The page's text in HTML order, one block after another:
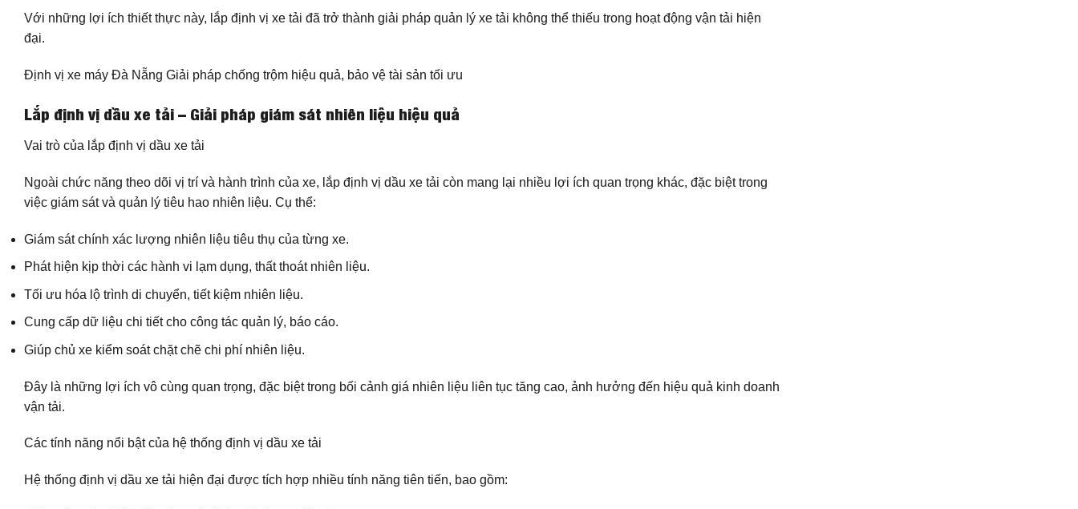
Với những lợi ích thiết thực này, lắp định vị xe tải đã trở thành giải pháp quản lý xe tải không thể thiếu trong hoạt động vận tải hiện
đại.
Định vị xe máy Đà Nẵng Giải pháp chống trộm hiệu quả, bảo vệ tài sản tối ưu
Lắp định vị dầu xe tải – Giải pháp giám sát nhiên liệu hiệu quả
Vai trò của lắp định vị dầu xe tải
Ngoài chức năng theo dõi vị trí và hành trình của xe, lắp định vị dầu xe tải còn mang lại nhiều lợi ích quan trọng khác, đặc biệt trong
việc giám sát và quản lý tiêu hao nhiên liệu. Cụ thể:
Giám sát chính xác lượng nhiên liệu tiêu thụ của từng xe.
Phát hiện kịp thời các hành vi lạm dụng, thất thoát nhiên liệu.
Tối ưu hóa lộ trình di chuyển, tiết kiệm nhiên liệu.
Cung cấp dữ liệu chi tiết cho công tác quản lý, báo cáo.
Giúp chủ xe kiểm soát chặt chẽ chi phí nhiên liệu.
Đây là những lợi ích vô cùng quan trọng, đặc biệt trong bối cảnh giá nhiên liệu liên tục tăng cao, ảnh hưởng đến hiệu quả kinh doanh
vận tải.
Các tính năng nổi bật của hệ thống định vị dầu xe tải
Hệ thống định vị dầu xe tải hiện đại được tích hợp nhiều tính năng tiên tiến, bao gồm: